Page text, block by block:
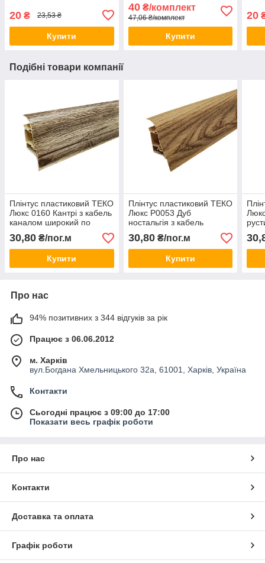
20 ₴ 23,53 ₴
Купити
40₴/комплект
47,06 ₴/комплект
Купити
20
Подібні товари компанії
Плінтус пластиковий ТЕКО
Люкс 0160 Кантрі з кабель
каналом широкий по
підлозі м'які краю
30,80 ₴/пог.м
Купити
Плінтус пластиковий ТЕКО
Люкс Р0053 Дуб
ностальгія з кабель
каналом широкий по
підлозі м'які краю
30,80₴/пог.м
Купити
Про нас
94% позитивних з 344 відгуків за рік
Працює з 06.06.2012
м. Харків
вул.Богдана Хмельницького 32а, 61001, Харків, Україна
Контакти
Сьогодні працює з 09:00 до 17:00
Показати весь графік роботи
Про нас
Контакти
Доставка та оплата
Графік роботи